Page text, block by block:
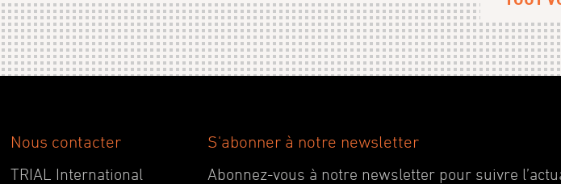
Nous contacter
TRIAL International
S'abonner à notre newsletter
Abonnez-vous à notre newsletter pour suivre